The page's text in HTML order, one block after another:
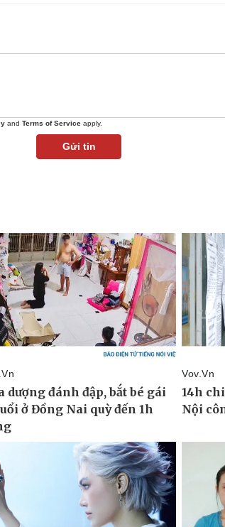
and Terms of Service apply.
Gửi tin